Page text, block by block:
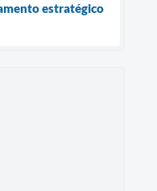
estratégico